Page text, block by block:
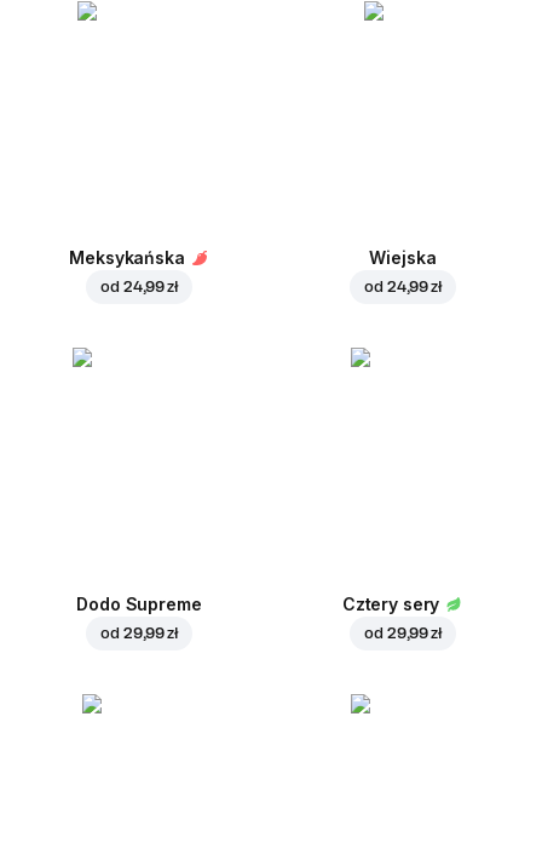
Meksykańska
od 24,99 zł
Wiejska
od 24,99 zł
Dodo Supreme
od 29,99 zł
Cztery sery
od 29,99 zł